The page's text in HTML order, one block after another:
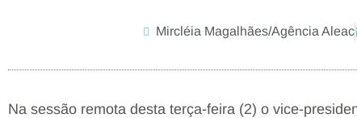
Mircléia Magalhães/Agência Aleac
Na sessão remota desta terça-feira (2) o vice-